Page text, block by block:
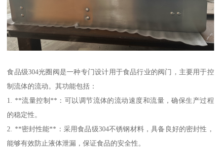
食品级304光圈阀是一种专门设计用于食品行业的阀门，主要用于控
制流体的流动。其功能包括：
1. **流量控制**：可以调节流体的流动速度和流量，确保生产过程
的稳定性。
2. **密封性能**：采用食品级304不锈钢材料，具备良好的密封性，
能够有效防止液体泄漏，保证食品的安全性。